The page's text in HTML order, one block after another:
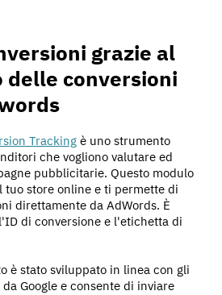
grazie al
delle conversioni
Tracking è uno strumento
che vogliono valutare ed
pubblicitarie. Questo modulo
tuo store online e ti permette di
direttamente da AdWords. È
di conversione e l'etichetta di
è stato sviluppato in linea con gli
Google e consente di inviare